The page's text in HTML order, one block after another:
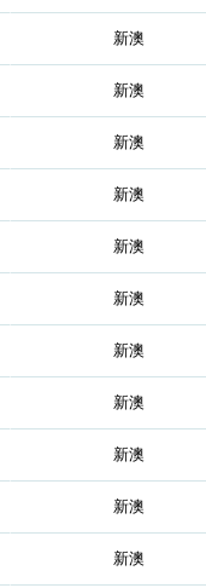
新澳
新澳
新澳
新澳
新澳
新澳
新澳
新澳
新澳
新澳
新澳